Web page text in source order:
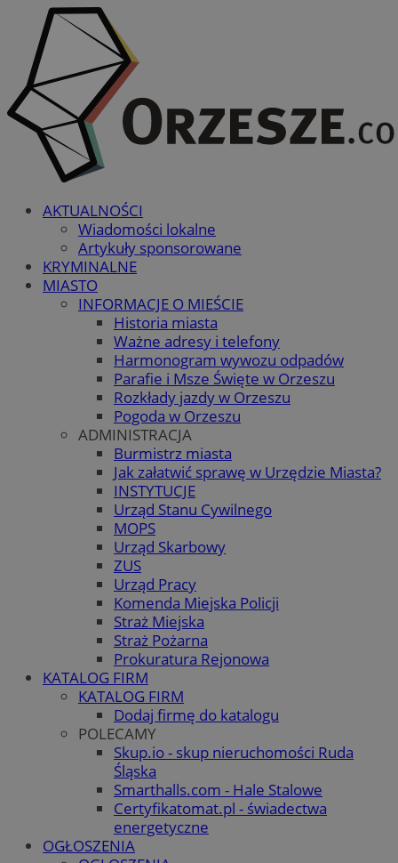
AKTUALNOŚCI
Wiadomości lokalne
Artykuły sponsorowane
KRYMINALNE
MIASTO
INFORMACJE O MIEŚCIE
Historia miasta
Ważne adresy i telefony
Harmonogram wywozu odpadów
Parafie i Msze Święte w Orzeszu
Rozkłady jazdy w Orzeszu
Pogoda w Orzeszu
ADMINISTRACJA
Burmistrz miasta
Jak załatwić sprawę w Urzędzie Miasta?
INSTYTUCJE
Urząd Stanu Cywilnego
MOPS
Urząd Skarbowy
ZUS
Urząd Pracy
Komenda Miejska Policji
Straż Miejska
Straż Pożarna
Prokuratura Rejonowa
KATALOG FIRM
KATALOG FIRM
Dodaj firmę do katalogu
POLECAMY
Skup.io - skup nieruchomości Ruda
Śląska
Smarthalls.com - Hale Stalowe
Certyfikatomat.pl - świadectwa
energetyczne
OGŁOSZENIA